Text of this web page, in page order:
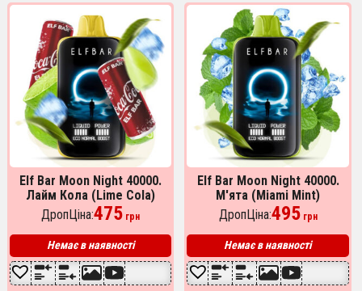
Elf Bar Moon Night 40000.
Лайм Кола (Lime Cola)
ДропЦіна:475 грн
Немає в наявності
Elf Bar Moon Night 40000.
М'ята (Miami Mint)
ДропЦіна:495грн
Немає в наявності